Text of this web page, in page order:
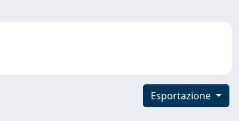
Esportazione